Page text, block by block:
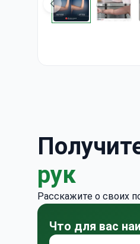
рук
Расскажите о своих
Что для вас